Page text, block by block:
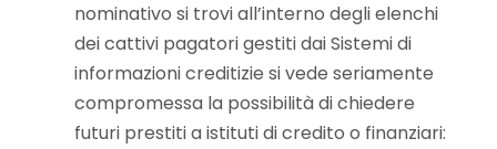
nominativo si trovi all’interno degli elenchi
dei cattivi pagatori gestiti dai Sistemi di
informazioni creditizie si vede seriamente
compromessa la possibilità di chiedere
futuri prestiti a istituti di credito o finanziari: